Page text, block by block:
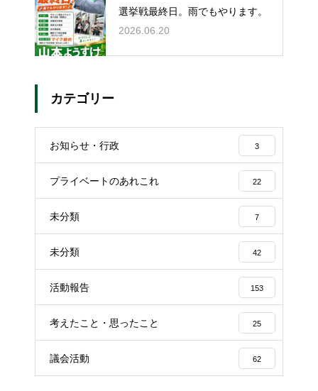
選挙戦最終日。雨でもやります。
2026.06.20
カテゴリー
お知らせ・行政 3
プライベートのあれこれ 22
未分類 7
未分類 42
活動報告 153
考えたこと・思ったこと 25
議会活動 62